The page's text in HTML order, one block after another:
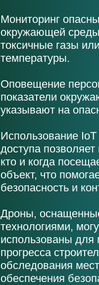
Мониторинг
окружающей
токсичные газы
температуры.
Оповещение
показатели
указывают на
Использование
доступа
кто и когда
объект, что
безопасность и
Дроны,
технологиями,
использованы для
прогресса
обследования
обеспечения